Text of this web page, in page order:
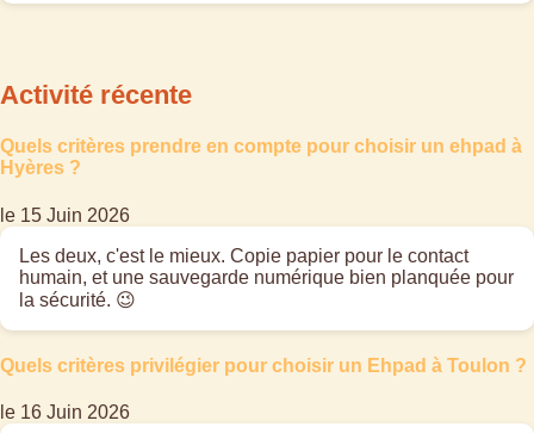
Activité récente
Quels critères prendre en compte pour choisir un ehpad à
Hyères ?
le 15 Juin 2026
Les deux, c'est le mieux. Copie papier pour le contact
humain, et une sauvegarde numérique bien planquée pour
la sécurité. 😉
Quels critères privilégier pour choisir un Ehpad à Toulon ?
le 16 Juin 2026